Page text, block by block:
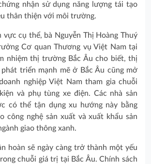
nhận sử dụng năng lượng tái tạo
thân thiện với môi trường.
cụ thể, bà Nguyễn Thị Hoàng Thuý
Cơ quan Thương vụ Việt Nam tại
nhiệm thị trường Bắc Âu cho biết, thị
triển mạnh mẽ ở Bắc Âu cũng mở
nghiệp Việt Nam tham gia chuỗi
và phụ tùng xe điện. Các nhà sản
có thể tận dụng xu hướng này bằng
công nghệ sản xuất và xuất khẩu sản
giao thông xanh.
hoàn sẽ ngày càng trở thành một yếu
chuỗi giá trị tại Bắc Âu. Chính sách